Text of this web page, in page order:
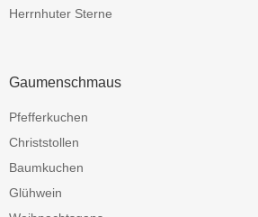
Herrnhuter Sterne
Gaumenschmaus
Pfefferkuchen
Christstollen
Baumkuchen
Glühwein